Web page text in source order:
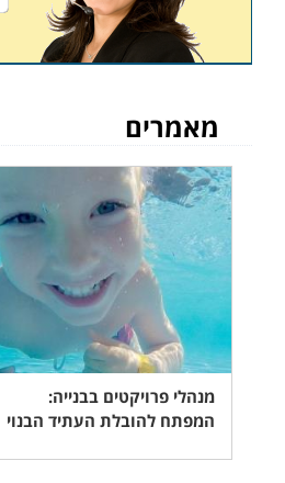
מאמרים
מנהלי פרויקטים בבנייה:
המפתח להובלת העתיד הבנוי